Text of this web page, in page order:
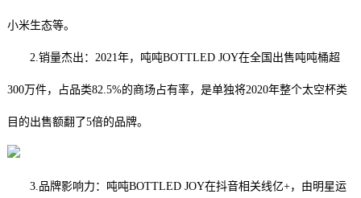
小米生态等。
2.销量杰出：2021年，吨吨BOTTLED JOY在全国出售吨吨桶超
300万件，占品类82.5%的商场占有率，是单独将2020年整个太空杯类
目的出售额翻了5倍的品牌。
3.品牌影响力：吨吨BOTTLED JOY在抖音相关线亿+，由明星运